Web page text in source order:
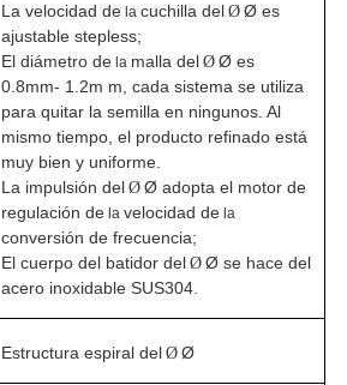
La velocidad de lacuchilla del Ø Ø es
ajustable stepless;
El diámetro de la malla del Ø Ø es
0.8mm- 1.2m m, cada sistema se utiliza
para quitar la semilla en ningunos. Al
mismo tiempo, el producto refinado está
muy bien y uniforme.
La impulsión del Ø Ø adopta el motor de
regulación de lavelocidad de la
conversión de frecuencia;
El cuerpo del batidor del Ø Ø se hace del
acero inoxidable SUS304.
Estructura espiral del Ø Ø